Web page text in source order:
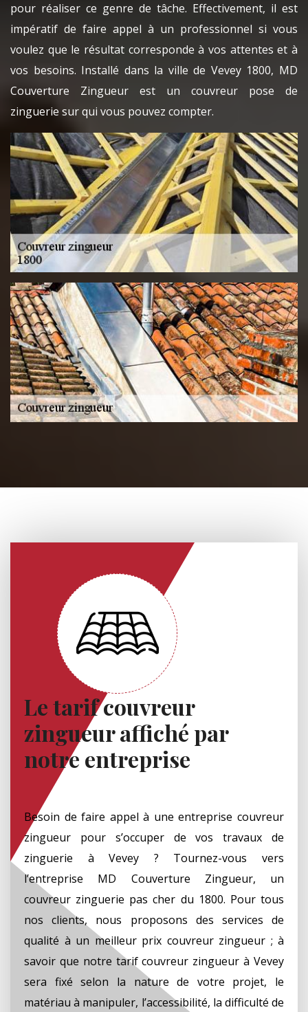
pour réaliser ce genre de tâche. Effectivement, il est
impératif de faire appel à un professionnel si vous
voulez que le résultat corresponde à vos attentes et à
vos besoins. Installé dans la ville de Vevey 1800, MD
Couverture Zingueur est un couvreur pose de
zinguerie sur qui vous pouvez compter.
Le tarif couvreur
zingueur affiché par
notre entreprise
Besoin de faire appel à une entreprise couvreur
zingueur pour s’occuper de vos travaux de
zinguerie à Vevey ? Tournez-vous vers
l’entreprise MD Couverture Zingueur, un
couvreur zinguerie pas cher du 1800. Pour tous
nos clients, nous proposons des services de
qualité à un meilleur prix couvreur zingueur ; à
savoir que notre tarif couvreur zingueur à Vevey
sera fixé selon la nature de votre projet, le
matériau à manipuler, l’accessibilité, la difficulté de